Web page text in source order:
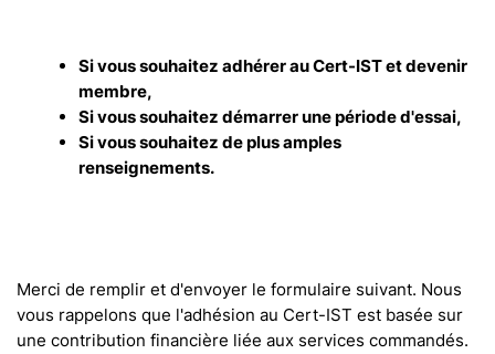
Si vous souhaitez adhérer au Cert-IST et devenir
membre,
Si vous souhaitez démarrer une période d'essai,
Si vous souhaitez de plus amples
renseignements.
Merci de remplir et d'envoyer le formulaire suivant. Nous
vous rappelons que l'adhésion au Cert-IST est basée sur
une contribution financière liée aux services commandés.